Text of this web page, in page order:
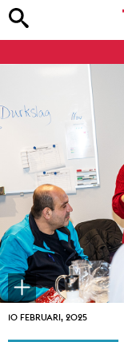
10 FEBRUARI, 2025